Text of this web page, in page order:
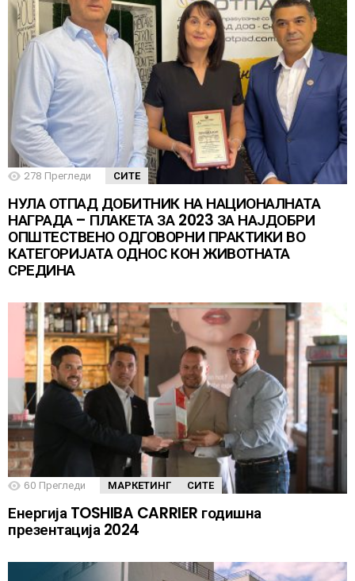
278 Прегледи СИТЕ
НУЛА ОТПАД ДОБИТНИК НА НАЦИОНАЛНАТА
НАГРАДА – ПЛАКЕТА ЗА 2023 ЗА НАЈДОБРИ
ОПШТЕСТВЕНО ОДГОВОРНИ ПРАКТИКИ ВО
КАТЕГОРИЈАТА ОДНОС КОН ЖИВОТНАТА
СРЕДИНА
60 Прегледи МАРКЕТИНГ СИТЕ
Енергија TOSHIBA CARRIER годишна
презентација 2024